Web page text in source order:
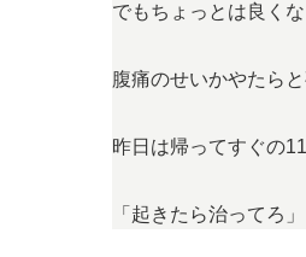
でもちょっとは良く
腹痛のせいかやたら
昨日は帰ってすぐの
「起きたら治ってろ